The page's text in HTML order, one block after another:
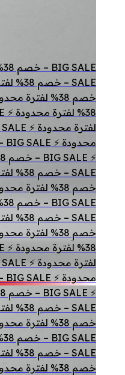
خصم 38% لفترة محدودة ⚡
خصم 38% لفترة محدودة ⚡